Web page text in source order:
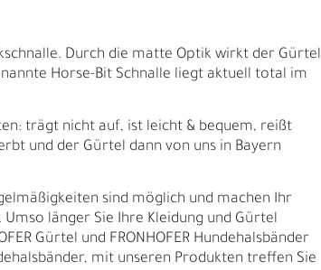
I E
Durch die matte Optik wirkt der Gürtel
Horse-Bit Schnalle liegt aktuell total im
trägt nicht auf, ist leicht & bequem, reißt
und der Gürtel dann von uns in Bayern
sind möglich und machen Ihr
länger Sie Ihre Kleidung und Gürtel
Gürtel und FRONHOFER Hundehalsbänder
mit unseren Produkten treffen Sie